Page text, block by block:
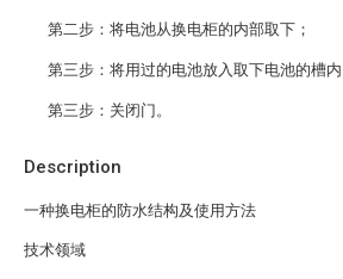
Description
一种换电柜的防水结构及使用方法
技术领域
第二步：将电池从换电柜的内部取下；
第三步：将用过的电池放入取下电池的槽内
第三步：关闭门。